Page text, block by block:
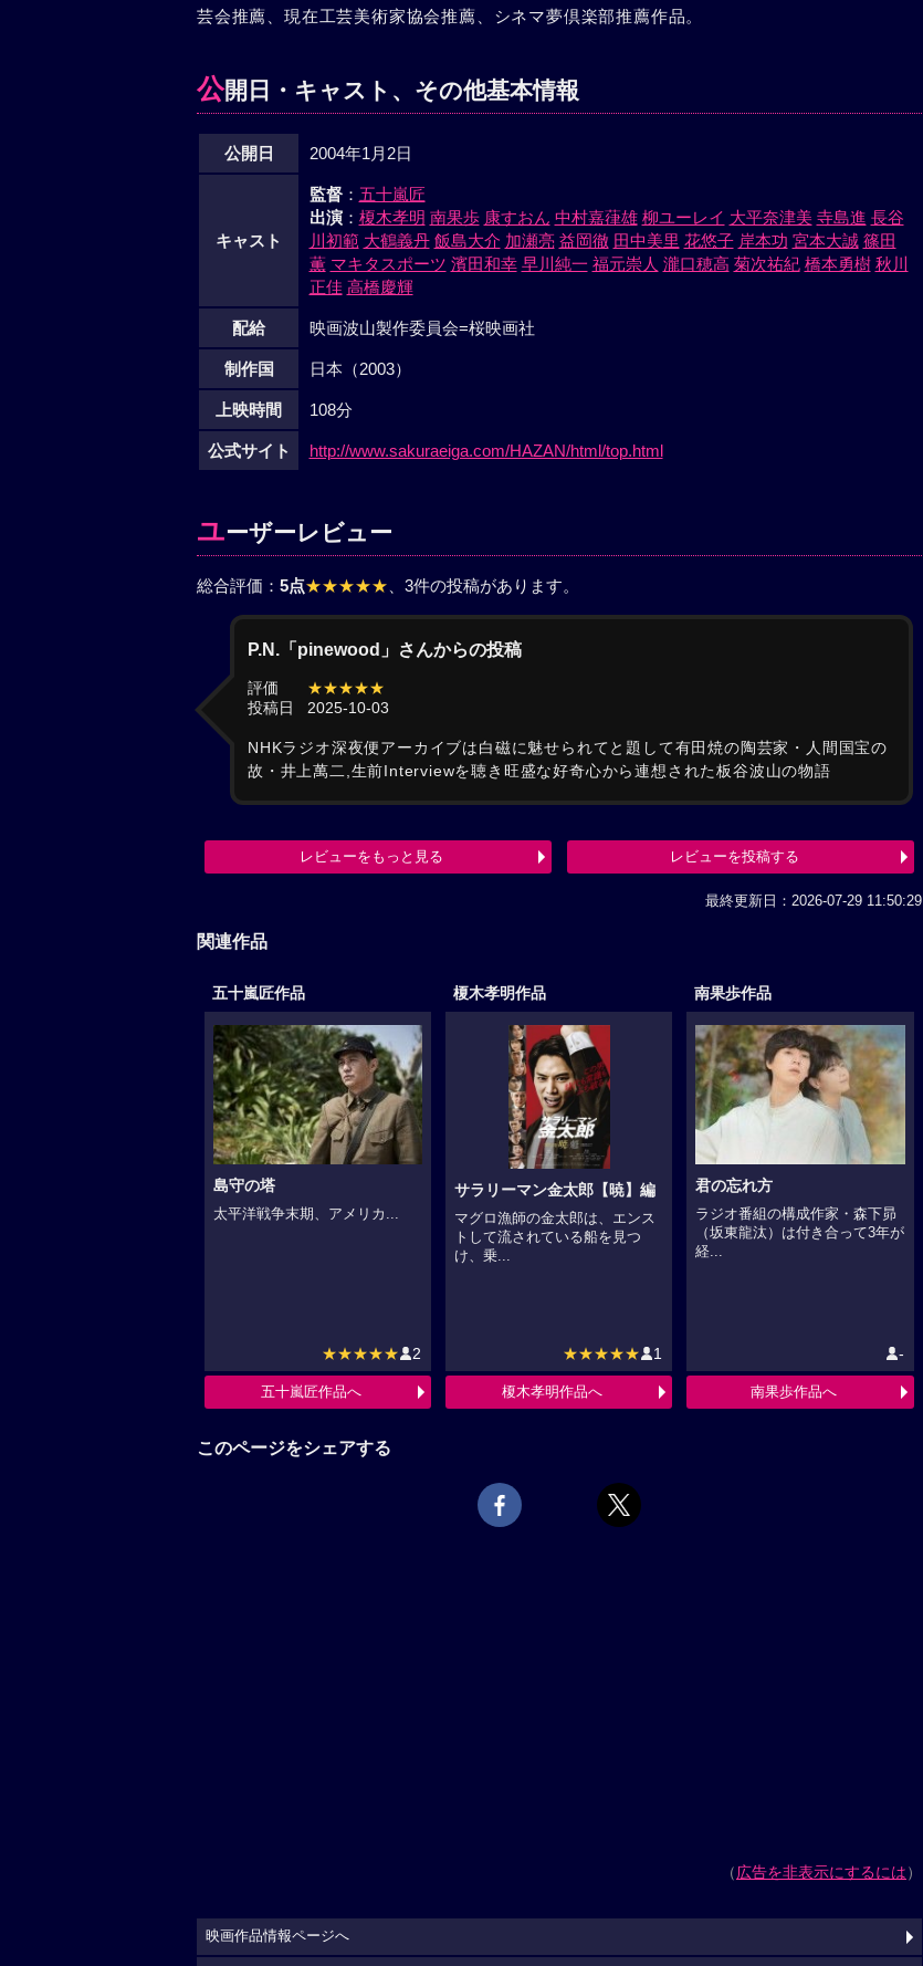
芸会推薦、現在工芸美術家協会推薦、シネマ夢倶楽部推薦作品。
公開日・キャスト、その他基本情報
公開日 2004年1月2日
キャスト
監督： 五十嵐匠
出演： 榎木孝明 南果歩 康すおん 中村嘉葎雄 柳ユーレイ 大平奈津美 寺島進 長谷
川初範 大鶴義丹 飯島大介 加瀬亮 益岡徹 田中美里 花悠子 岸本功 宮本大誠 篠田
薫 マキタスポーツ 濱田和幸 早川純一 福元崇人 瀧口穂高 菊次祐紀 橋本勇樹 秋川
正佳 高橋慶輝
配給 映画波山製作委員会=桜映画社
制作国 日本（2003）
上映時間 108分
公式サイト http://www.sakuraeiga.com/HAZAN/html/top.html
ユーザーレビュー
総合評価： 5点★★★★★ 、3件の投稿があります。
P.N.「pinewood」さんからの投稿
評価
★★★★★
投稿日
2025-10-03
NHKラジオ深夜便アーカイブは白磁に魅せられてと題して有田焼の陶芸家・人間国宝の
故・井上萬二,生前Interviewを聴き旺盛な好奇心から連想された板谷波山の物語
レビューをもっと見る レビューを投稿する
最終更新日：2026-07-29 11:50:29
関連作品
五十嵐匠作品
島守の塔
太平洋戦争末期、アメリカ...
★★★★★ 2
五十嵐匠作品へ
榎木孝明作品
サラリーマン金太郎【暁】編
マグロ漁師の金太郎は、エンス
トして流されている船を見つ
け、乗...
★★★★★ 1
榎木孝明作品へ
南果歩作品
君の忘れ方
ラジオ番組の構成作家・森下昴
（坂東龍汰）は付き合って3年が
経...
-
南果歩作品へ
このページをシェアする
（広告を非表示にするには）
映画作品情報ページへ